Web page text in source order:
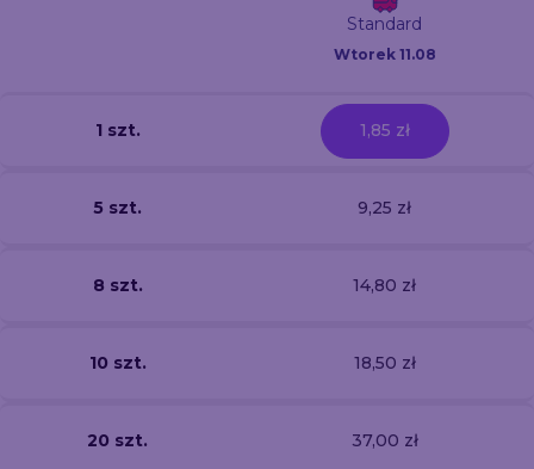
Standard
Wtorek 11.08
1 szt. 1,85 zł
5 szt. 9,25 zł
8 szt. 14,80 zł
10 szt. 18,50 zł
20 szt. 37,00 zł